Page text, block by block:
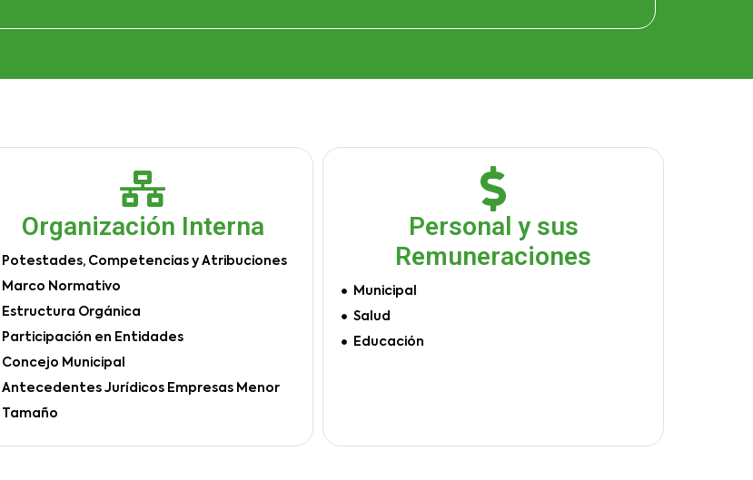
Organización Interna
Potestades, Competencias y Atribuciones
Marco Normativo
Estructura Orgánica
Participación en Entidades
Concejo Municipal
Antecedentes Jurídicos Empresas Menor
Tamaño
Personal y sus
Remuneraciones
Municipal
Salud
Educación